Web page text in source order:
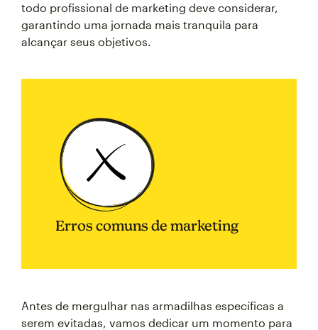
todo profissional de marketing deve considerar,
garantindo uma jornada mais tranquila para
alcançar seus objetivos.
Erros comuns de marketing
Antes de mergulhar nas armadilhas específicas a
serem evitadas, vamos dedicar um momento para